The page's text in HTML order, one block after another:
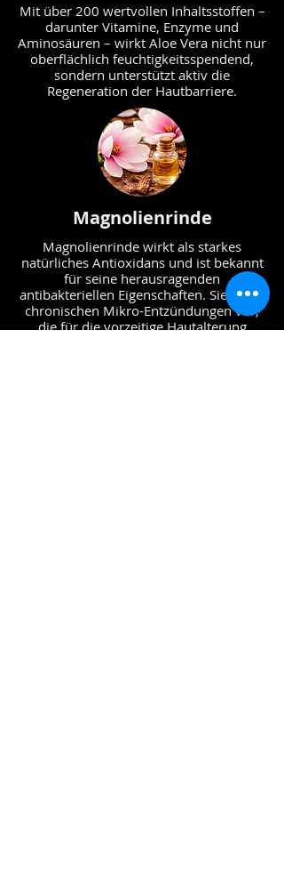
Mit über 200 wertvollen Inhaltsstoffen –
darunter Vitamine, Enzyme und
Aminosäuren – wirkt Aloe Vera nicht nur
oberflächlich feuchtigkeitsspendend,
sondern unterstützt aktiv die
Regeneration der Hautbarriere.
Magnolienrinde
Magnolienrinde wirkt als starkes
natürliches Antioxidans und ist bekannt
für seine herausragenden
antibakteriellen Eigenschaften. Sie beugt
chronischen Mikro-Entzündungen vor,
die für die vorzeitige Hautalterung